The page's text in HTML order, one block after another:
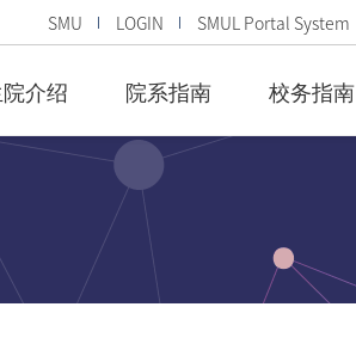
SMU LOGIN SMUL Portal System
介绍 院系指南 校务指南